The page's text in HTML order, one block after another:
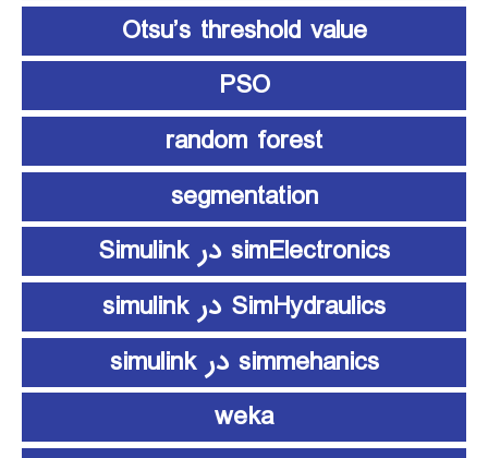
Otsu’s threshold value
PSO
random forest
segmentation
simElectronics در Simulink
SimHydraulics در simulink
simmehanics در simulink
weka